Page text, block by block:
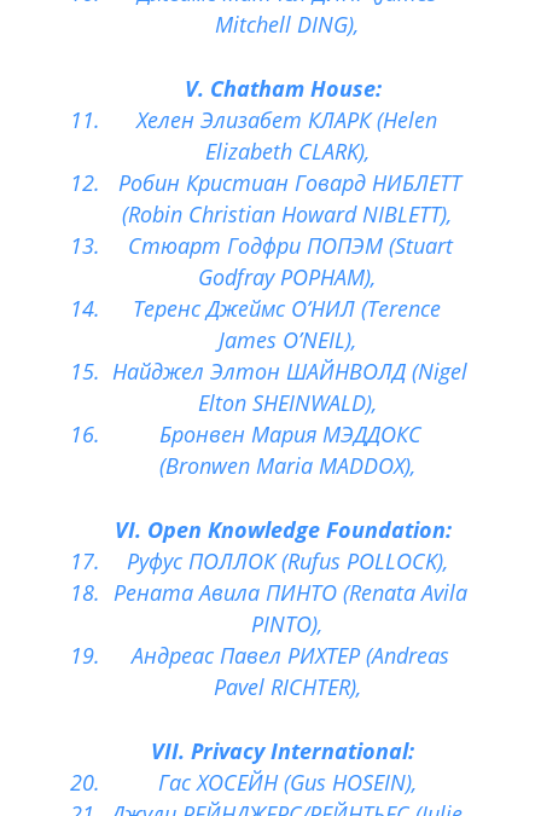
Mitchell DING),
V. Chatham House:
Хелен Элизабет КЛАРК (Helen
Elizabeth CLARK),
Робин Кристиан Говард НИБЛЕТТ
(Robin Christian Howard NIBLETT),
Стюарт Годфри ПОПЭМ (Stuart
Godfray POPHAM),
Теренс Джеймс ОʼНИЛ (Terence
James OʼNEIL),
Найджел Элтон ШАЙНВОЛД (Nigel
Elton SHEINWALD),
Бронвен Мария МЭДДОКС
(Bronwen Maria MADDOX),
VI. Open Knowledge Foundation:
Руфус ПОЛЛОК (Rufus POLLOCK),
Рената Авила ПИНТО (Renata Avila
PINTO),
Андреас Павел РИХТЕР (Andreas
Pavel RICHTER),
VII. Privacy International:
Гас ХОСЕЙН (Gus HOSEIN),